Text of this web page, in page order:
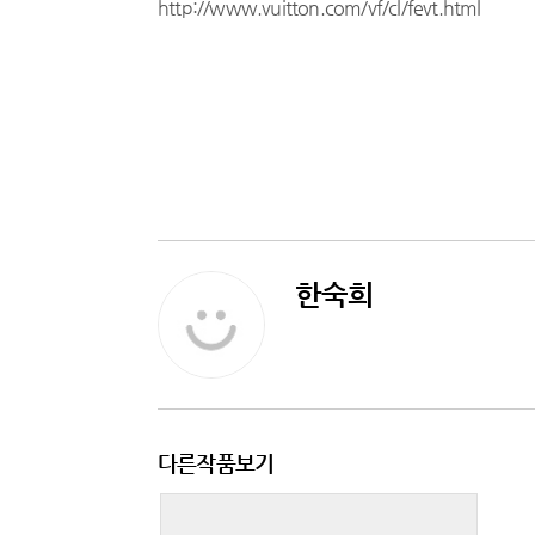
http://www.vuitton.com/vf/cl/fevt.html
한숙희
다른작품보기